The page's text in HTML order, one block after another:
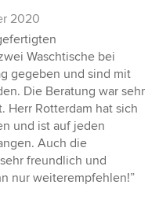
2020
Waschtische bei
gegeben und sind mit
Die Beratung war sehr
Herr Rotterdam hat sich
und ist auf jeden
Auch die
freundlich und
nur weiterempfehlen!”